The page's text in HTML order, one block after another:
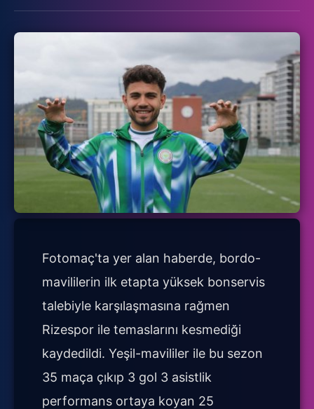
Fotomaç'ta yer alan haberde, bordo-
mavililerin ilk etapta yüksek bonservis
talebiyle karşılaşmasına rağmen
Rizespor ile temaslarını kesmediği
kaydedildi. Yeşil-mavililer ile bu sezon
35 maça çıkıp 3 gol 3 asistlik
performans ortaya koyan 25